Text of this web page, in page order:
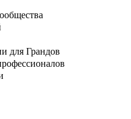
для Грандов